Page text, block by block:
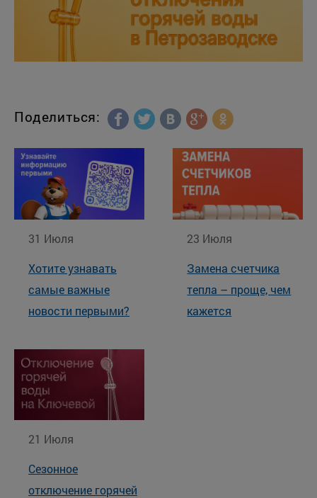
Поделиться:
31 Июля
Хотите узнавать
самые важные
новости первыми?
23 Июля
Замена счетчика
тепла – проще, чем
кажется
21 Июля
Сезонное
отключение горячей